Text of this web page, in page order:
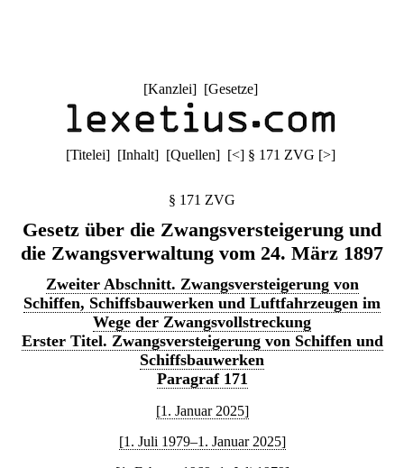
[Kanzlei] [Gesetze]
[Titelei] [Inhalt] [Quellen] [<] § 171 ZVG [>]
§ 171 ZVG
Gesetz über die Zwangsversteigerung und
die Zwangsverwaltung vom 24. März 1897
Zweiter Abschnitt. Zwangsversteigerung von
Schiffen, Schiffsbauwerken und Luftfahrzeugen im
Wege der Zwangsvollstreckung
Erster Titel. Zwangsversteigerung von Schiffen und
Schiffsbauwerken
Paragraf 171
[1. Januar 2025]
[1. Juli 1979–1. Januar 2025]